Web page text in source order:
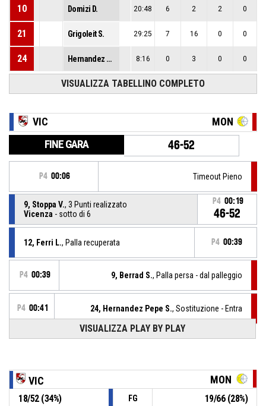
10 Domizi D. 20:48 6 2 2 0
21 Grigoleit S. 29:25 7 16 0 0
24 Hernandez Pepe S. 8:16 0 3 0 0
VISUALIZZA TABELLINO COMPLETO
VIC MON
FINE GARA 46-52
P4 00:06 Timeout Pieno
9, Stoppa V., 3 Punti realizzato
Vicenza - sotto di 6
P4 00:19
46-52
12, Ferri L., Palla recuperata P4 00:39
P4 00:39 9, Berrad S., Palla persa - dal palleggio
P4 00:41 24, Hernandez Pepe S., Sostituzione - Entra
P4 00:41 3, Cordola I., Sostituzione - Esce
4, Chicchisiola C. P4 00:41
VISUALIZZA PLAY BY PLAY
VIC MON
18/52(34%) FG 19/66(28%)